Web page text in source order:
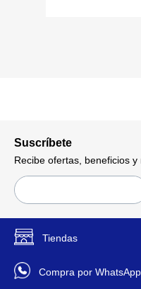
Suscríbete
Recibe ofertas, beneficios y
Tiendas
Compra por WhatsApp